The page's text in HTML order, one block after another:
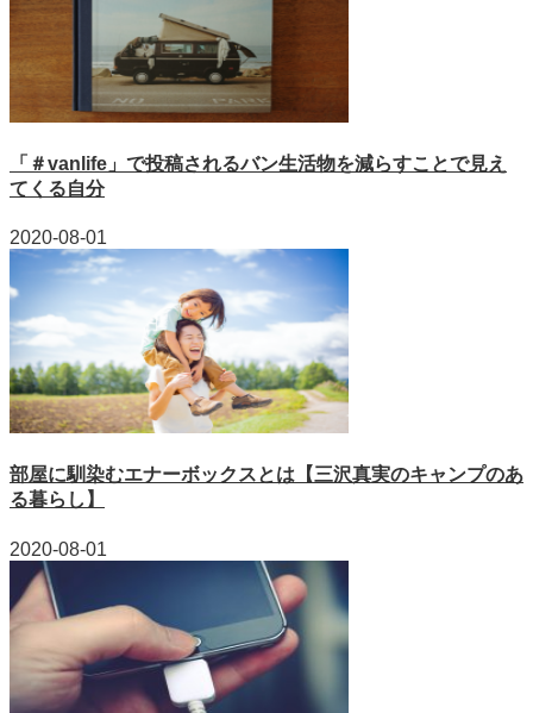
「＃vanlife」で投稿されるバン生活物を減らすことで見え
てくる自分
2020-08-01
部屋に馴染むエナーボックスとは【三沢真実のキャンプのあ
る暮らし】
2020-08-01